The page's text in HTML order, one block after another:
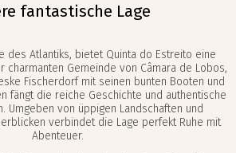
fantastische Lage
des Atlantiks, bietet Quinta do Estreito eine
charmanten Gemeinde von Câmara de Lobos,
Fischerdorf mit seinen bunten Booten und
fängt die reiche Geschichte und authentische
Umgeben von üppigen Landschaften und
verbindet die Lage perfekt Ruhe mit
Abenteuer.